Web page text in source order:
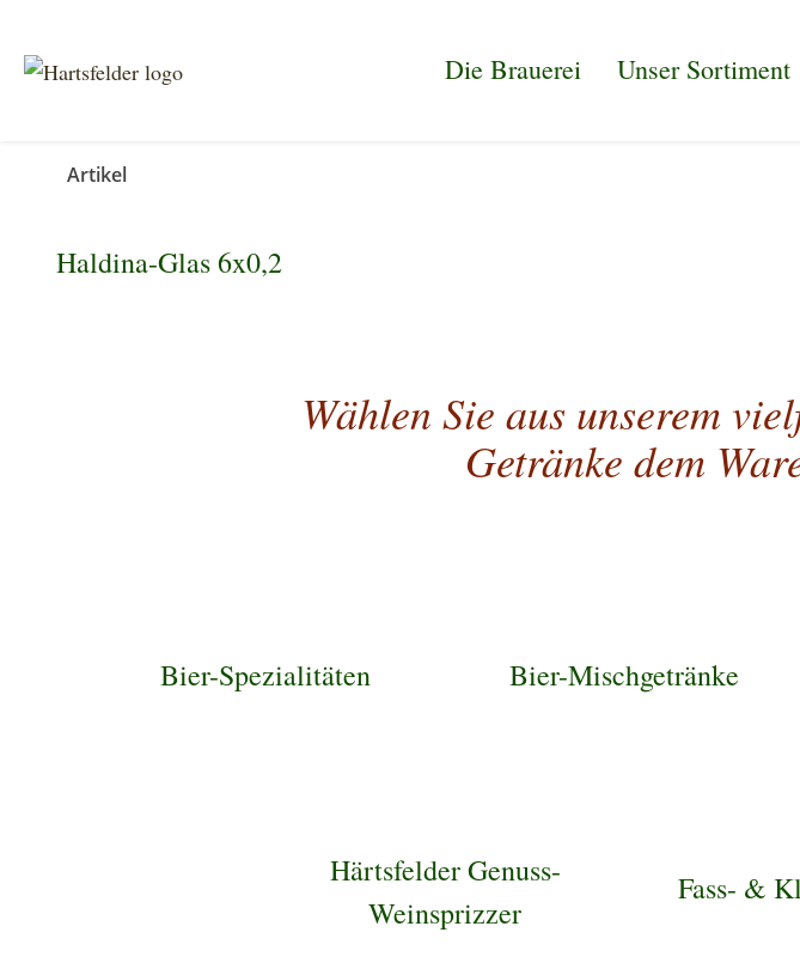
Die Brauerei Unser Sortiment
Artikel
Haldina-Glas 6x0,2
Wählen Sie aus unserem
Getränke dem
Bier-Spezialitäten Bier-Mischgetränke
Härtsfelder Genuss-
Weinsprizzer
Fass- &